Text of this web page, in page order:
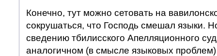
Конечно, тут можно сетовать на
сокрушаться, что Господь смешал языки.
сведению тбилисского Апелляционного
аналогичном (в смысле языковых